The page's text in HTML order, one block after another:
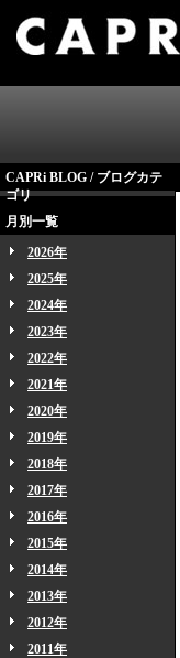
CAPRi BLOG / ブログカテ
ゴリ
月別一覧
2026年
2025年
2024年
2023年
2022年
2021年
2020年
2019年
2018年
2017年
2016年
2015年
2014年
2013年
2012年
2011年